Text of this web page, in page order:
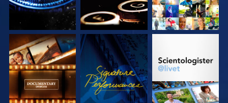
UTFORSK SERIEN SE UTFORSK SERIEN